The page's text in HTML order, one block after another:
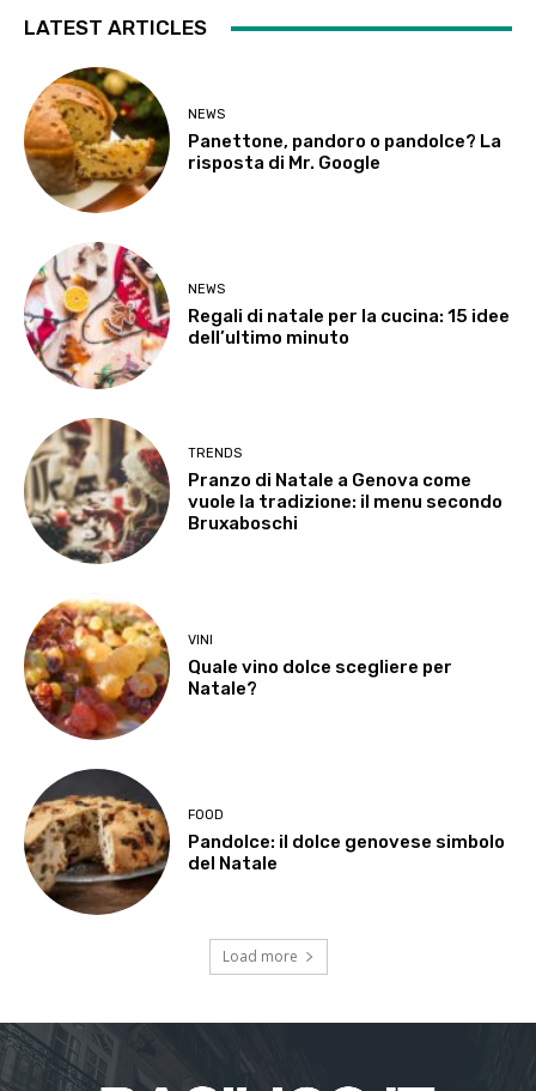
LATEST ARTICLES
NEWS
Panettone, pandoro o pandolce? La
risposta di Mr. Google
NEWS
Regali di natale per la cucina: 15 idee
dell’ultimo minuto
TRENDS
Pranzo di Natale a Genova come
vuole la tradizione: il menu secondo
Bruxaboschi
VINI
Quale vino dolce scegliere per
Natale?
FOOD
Pandolce: il dolce genovese simbolo
del Natale
Load more